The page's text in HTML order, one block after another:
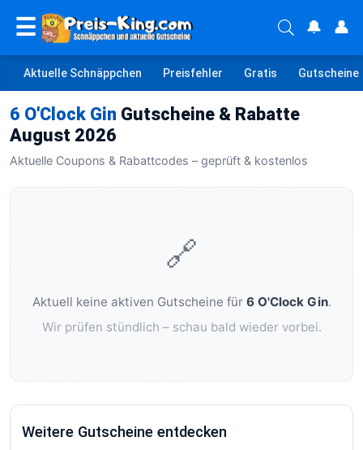
☰ 🔔 👤
Aktuelle Schnäppchen Preisfehler Gratis Gutscheine
6 O'Clock Gin Gutscheine & Rabatte
August 2026
Aktuelle Coupons & Rabattcodes – geprüft & kostenlos
🔗
Aktuell keine aktiven Gutscheine für 6 O'Clock Gin.
Wir prüfen stündlich – schau bald wieder vorbei.
Weitere Gutscheine entdecken